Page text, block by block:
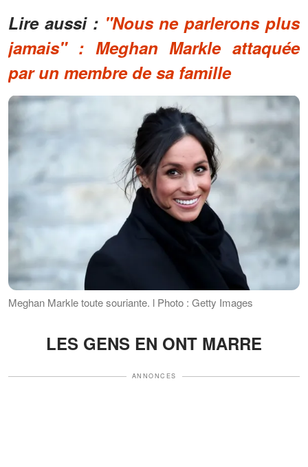
Lire aussi : "Nous ne parlerons plus
jamais" : Meghan Markle attaquée
par un membre de sa famille
Meghan Markle toute souriante. l Photo : Getty Images
LES GENS EN ONT MARRE
ANNONCES